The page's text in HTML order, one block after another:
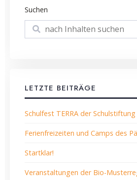
Suchen
Suchen
LETZTE BEITRÄGE
Schulfest TERRA der
Ferienfreizeiten und Camps des
Startklar!
Veranstaltungen der Bio-